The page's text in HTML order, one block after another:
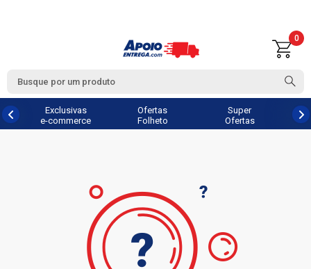
0
Exclusivas
e-commerce
Ofertas
Folheto
Super
Ofertas